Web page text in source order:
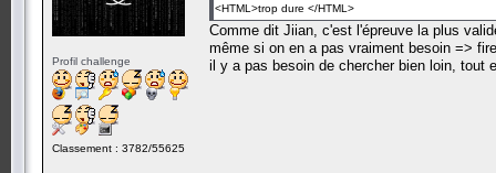
Profil challenge
Classement : 3782/55625
<HTML>trop dure </HTML>
Comme dit Jiian, c'est l'épreuve la plus
même si on en a pas vraiment besoin =>
il y a pas besoin de chercher bien loin, tout